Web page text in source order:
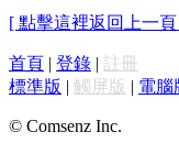
[ 點擊這裡返回上一
首頁 | 登錄 | 註冊
標準版 | 觸屏版 | 電腦
© Comsenz Inc.